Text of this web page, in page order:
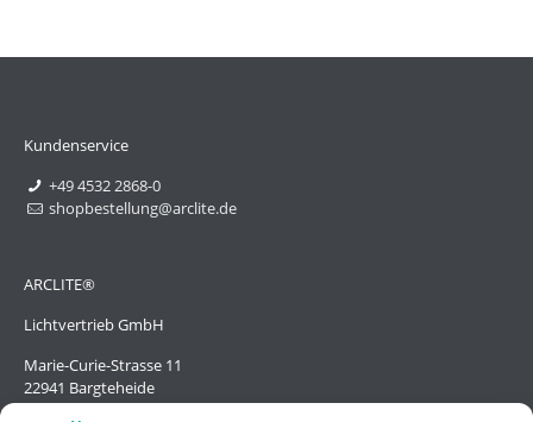
Kundenservice
+49 4532 2868-0
shopbestellung@arclite.de
ARCLITE®
Lichtvertrieb GmbH
Marie-Curie-Strasse 11
22941 Bargteheide
Deutschland/Germany